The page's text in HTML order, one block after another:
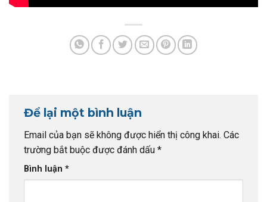
Để lại một bình luận
Email của bạn sẽ không được hiển thị công khai. Các
trường bắt buộc được đánh dấu *
Bình luận *